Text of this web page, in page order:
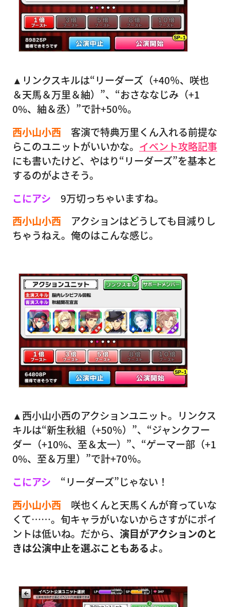
▲リンクスキルは“リーダーズ（+40％、咲也
＆天馬＆万里＆紬）”、“おさななじみ（+1
0%、紬＆丞）”で計+50％。
西小山小西 客演で特典万里くん入れる前提な
らこのユニットがいいかな。 イベント攻略記事
にも書いたけど、やはり“リーダーズ”を基本と
するのがよさそう。
こにアシ 9万切っちゃいますね。
西小山小西 アクションはどうしても目減りし
ちゃうねえ。俺のはこんな感じ。
▲西小山小西のアクションユニット。リンクス
キルは“新生秋組（+50％）”、“ジャンクフー
ダー（+10%、至＆太一）”、“ゲーマー部（+1
0%、至＆万里）”で計+70％。
こにアシ “リーダーズ”じゃない！
西小山小西 咲也くんと天馬くんが育っていな
くて……。旬キャラがいないからさすがにポイ
ントは低いね。だから、 演目がアクションのと
きは公演中止を選ぶこともあるよ。